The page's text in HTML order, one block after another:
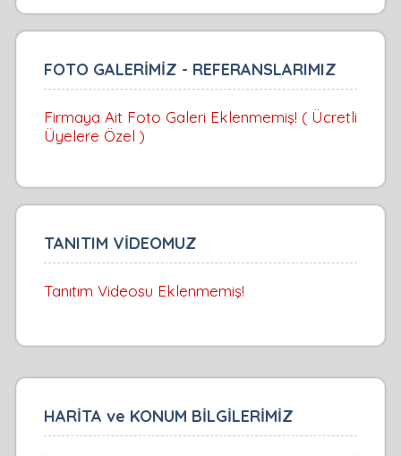
FOTO GALERİMİZ - REFERANSLARIMIZ
Firmaya Ait Foto Galeri Eklenmemiş! ( Ücretli
Üyelere Özel )
TANITIM VİDEOMUZ
Tanıtım Videosu Eklenmemiş!
HARİTA ve KONUM BİLGİLERİMİZ